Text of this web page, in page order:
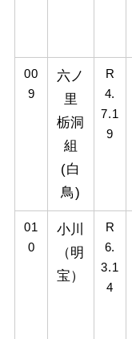
00
9
六ノ
里
栃洞
組
(白
鳥)
R
4.
7.1
9
01
0
小川
（明
宝）
R
6.
3.1
4